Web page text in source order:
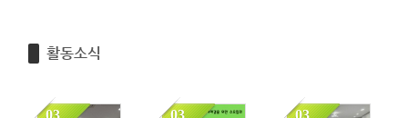
활동소식
03 03 03